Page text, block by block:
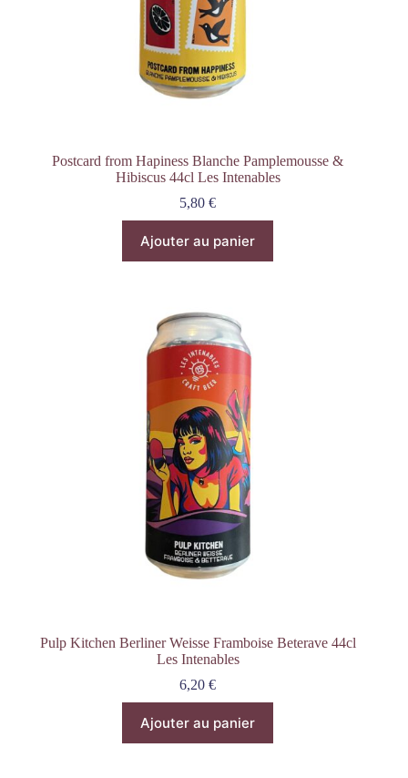
Postcard from Hapiness Blanche Pamplemousse &
Hibiscus 44cl Les Intenables
5,80€
Ajouter au panier
Pulp Kitchen Berliner Weisse Framboise Beterave 44cl
Les Intenables
6,20€
Ajouter au panier